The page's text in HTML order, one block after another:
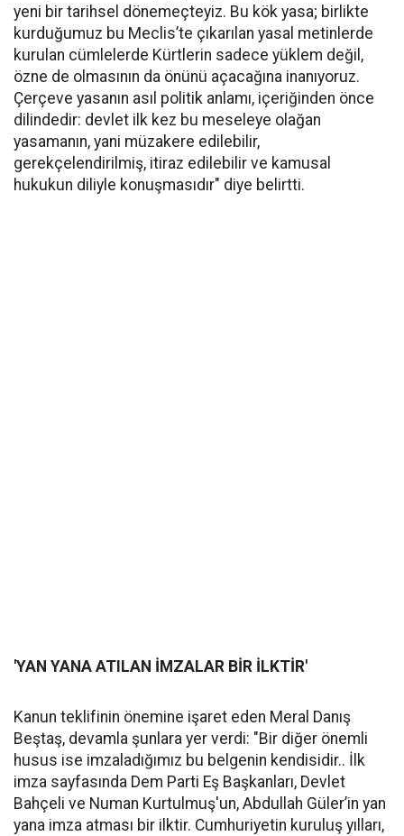
yeni bir tarihsel dönemeçteyiz. Bu kök yasa; birlikte
kurduğumuz bu Meclis’te çıkarılan yasal metinlerde
kurulan cümlelerde Kürtlerin sadece yüklem değil,
özne de olmasının da önünü açacağına inanıyoruz.
Çerçeve yasanın asıl politik anlamı, içeriğinden önce
dilindedir: devlet ilk kez bu meseleye olağan
yasamanın, yani müzakere edilebilir,
gerekçelendirilmiş, itiraz edilebilir ve kamusal
hukukun diliyle konuşmasıdır" diye belirtti.
'YAN YANA ATILAN İMZALAR BİR İLKTİR'
Kanun teklifinin önemine işaret eden Meral Danış
Beştaş, devamla şunlara yer verdi: "Bir diğer önemli
husus ise imzaladığımız bu belgenin kendisidir.. İlk
imza sayfasında Dem Parti Eş Başkanları, Devlet
Bahçeli ve Numan Kurtulmuş'un, Abdullah Güler’in yan
yana imza atması bir ilktir. Cumhuriyetin kuruluş yılları,